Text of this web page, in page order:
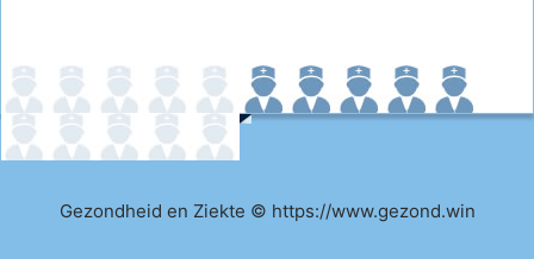
Gezondheid en Ziekte © https://www.gezond.win